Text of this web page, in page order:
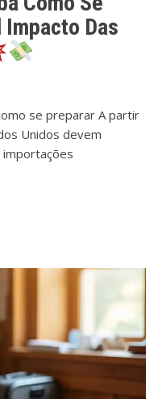
Das
se preparar A partir
Unidos devem